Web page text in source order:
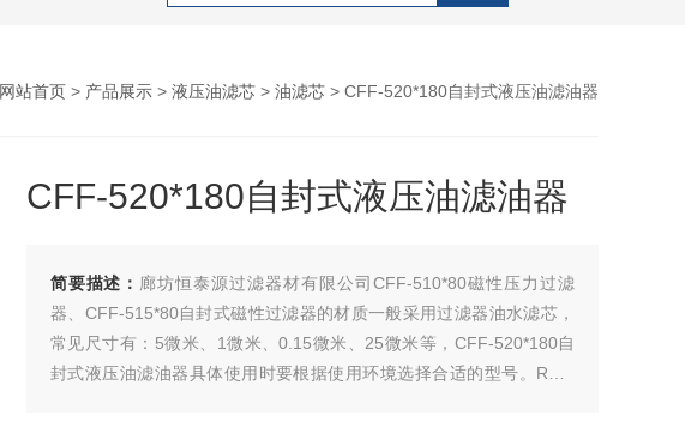
网站首页 > 产品展示 > 液压油滤芯 > 油滤芯 > CFF-520*180自封式液压油滤油器
CFF-520*180自封式液压油滤油器
简要描述： 廊坊恒泰源过滤器材有限公司CFF-510*80磁性压力过滤
器、CFF-515*80自封式磁性过滤器的材质一般采用过滤器油水滤芯，
常见尺寸有：5微米、1微米、0.15微米、25微米等，CFF-520*180自
封式液压油滤油器具体使用时要根据使用环境选择合适的型号。RFA-